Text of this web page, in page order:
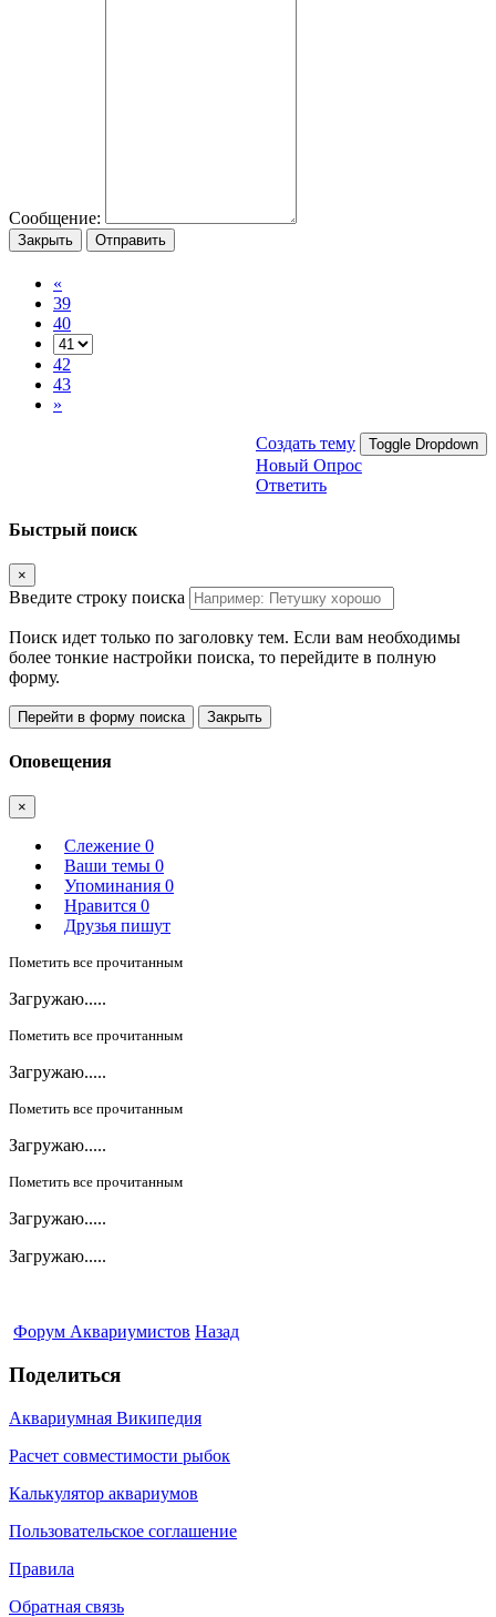
Сообщение:
Закрыть Отправить
«
39
40
42
43
»
Создать тему Toggle Dropdown
Новый Опрос
Ответить
Быстрый поиск
×
Введите строку поиска
Поиск идет только по заголовку тем. Если вам необходимы
более тонкие настройки поиска, то перейдите в полную
форму.
Перейти в форму поиска Закрыть
Оповещения
×
Слежение 0
Ваши темы 0
Упоминания 0
Нравится 0
Друзья пишут
Пометить все прочитанным
Загружаю.....
Пометить все прочитанным
Загружаю.....
Пометить все прочитанным
Загружаю.....
Пометить все прочитанным
Загружаю.....
Загружаю.....
Форум Аквариумистов Назад
Поделиться
Аквариумная Википедия
Расчет совместимости рыбок
Калькулятор аквариумов
Пользовательское соглашение
Правила
Обратная связь